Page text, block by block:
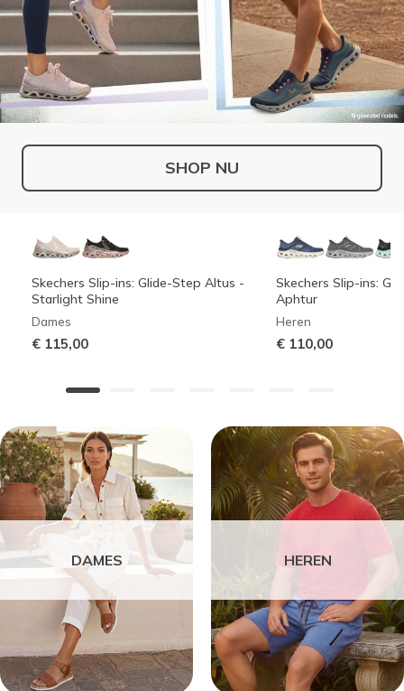
SHOP NU
Skechers Slip-ins: Glide-Step Altus -
Starlight Shine
Dames
€ 115,00
Skechers Slip-ins:
Aphtur
Heren
€ 110,00
DAMES HEREN